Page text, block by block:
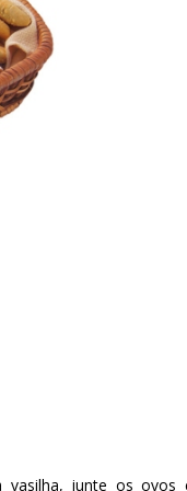
vasilha, junte os